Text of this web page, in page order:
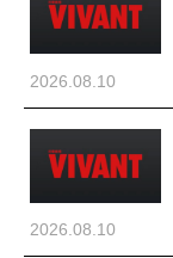
2026.08.10
2026.08.10